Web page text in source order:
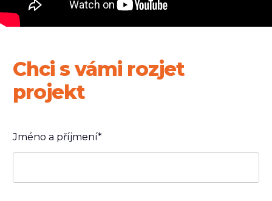
Chci s vámi rozjet
projekt
Jméno a příjmení*